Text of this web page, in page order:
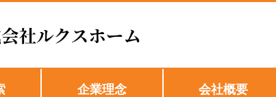
企業理念 会社概要